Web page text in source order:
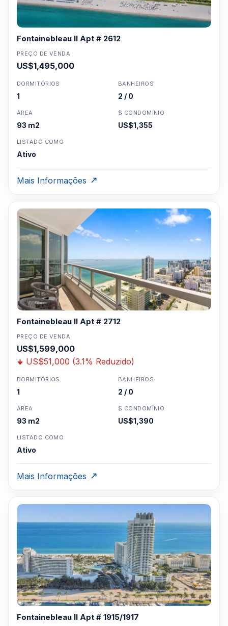
Fontainebleau II Apt # 2612
PREÇO DE VENDA
US$1,495,000
DORMITÓRIOS
1
BANHEIROS
2 / 0
ÁREA
93 m2
$ CONDOMÍNIO
US$1,355
LISTADO COMO
Ativo
Mais Informações
Fontainebleau II Apt # 2712
PREÇO DE VENDA
US$1,599,000
US$51,000 (3.1% Reduzido)
DORMITÓRIOS
1
BANHEIROS
2 / 0
ÁREA
93 m2
$ CONDOMÍNIO
US$1,390
LISTADO COMO
Ativo
Mais Informações
Fontainebleau II Apt # 1915/1917